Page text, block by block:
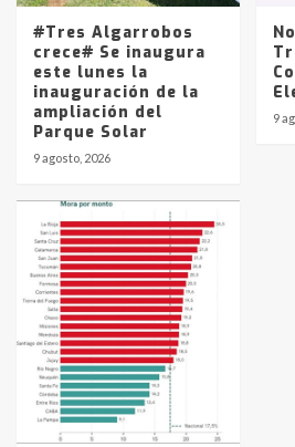
#Tres Algarrobos
crece# Se inaugura
este lunes la
inauguración de la
ampliación del
Parque Solar
9 agosto, 2026
9